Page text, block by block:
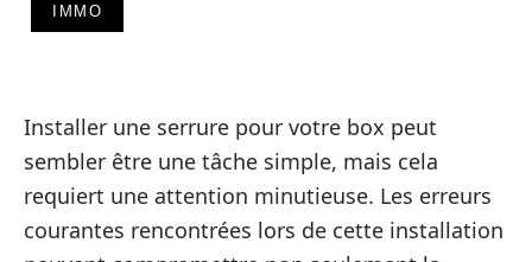
IMMO
Installer une serrure pour votre box peut
sembler être une tâche simple, mais cela
requiert une attention minutieuse. Les erreurs
courantes rencontrées lors de cette installation